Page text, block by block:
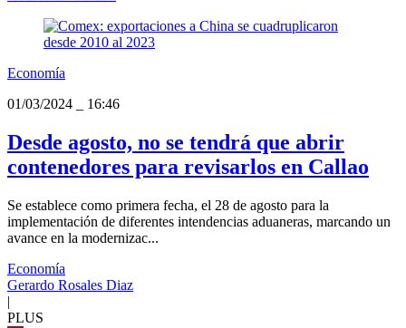
Economía
01/03/2024
16:46
Desde agosto, no se tendrá que abrir
contenedores para revisarlos en Callao
Se establece como primera fecha, el 28 de agosto para la
implementación de diferentes intendencias aduaneras, marcando un
avance en la modernizac...
Economía
Gerardo Rosales Diaz
|
PLUS